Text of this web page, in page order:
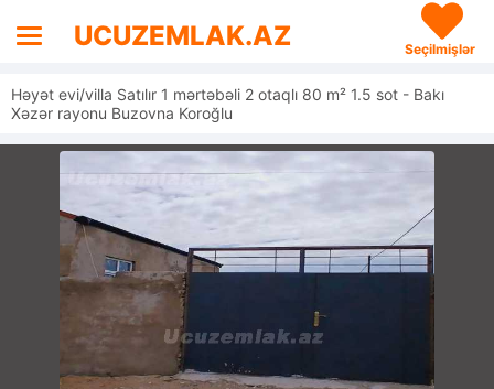
UCUZEMLAK.AZ Seçilmişlər
Həyət evi/villa Satılır 1 mərtəbəli 2 otaqlı 80 m² 1.5 sot - Bakı
Xəzər rayonu Buzovna Koroğlu